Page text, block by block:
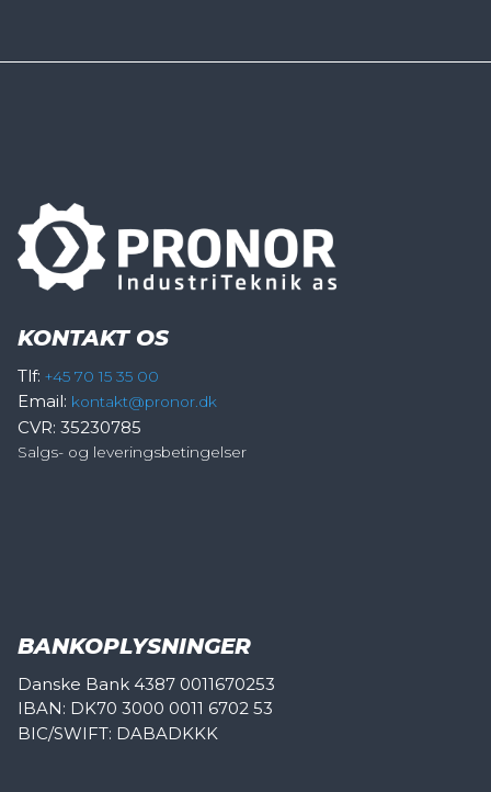
KONTAKT OS
Tlf: +45 70 15 35 00
Email: kontakt@pronor.dk
CVR: 35230785
Salgs- og leveringsbetingelser
BANKOPLYSNINGER
Danske Bank 4387 0011670253
IBAN: DK70 3000 0011 6702 53
BIC/SWIFT: DABADKKK